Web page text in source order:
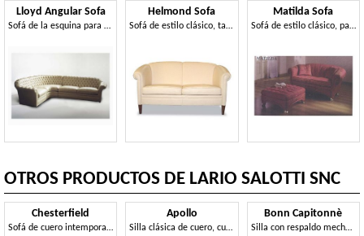
Lloyd Angular Sofa
Sofá de la esquina para grandes salas de estar, estilo clásico
Helmond Sofa
Sofá de estilo clásico, tapizado en cuero, para la recepción
Matilda Sofa
Sofá de estilo clásico, para la recepción y sala de estar
OTROS PRODUCTOS DE LARIO SALOTTI SNC
Chesterfield
Sofá de cuero intemporal adecuado para entornos de oficina y residenciales
Apollo
Silla clásica de cuero, cubierta personalizable
Bonn Capitonnè
Silla con respaldo mechones, para los comedores